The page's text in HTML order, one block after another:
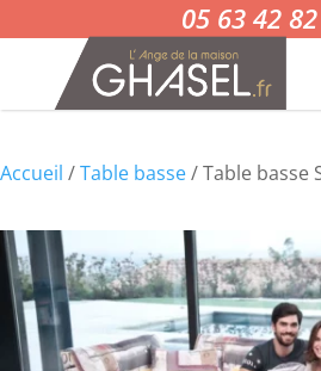
05 63 42
Accueil /Table basse/ Table basse